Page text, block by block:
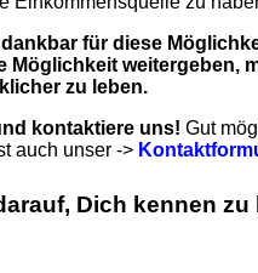
für diese
Möglichkeit weitergeben,
zu leben.
kontaktiere uns! Gut
auch unser ->
Dich kennen zu